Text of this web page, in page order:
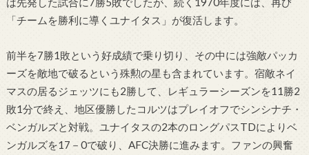
「チームを勝利に導くユナイタス」が復活します。
前半を7勝1敗という好成績で乗り切り、その中には強敵パッカ
ーズを敵地で破るという殊勲の星も含まれています。宿敵ネイ
マスの居るジェッツにも2勝して、レギュラーシーズンを11勝2
敗1分で終え、地区優勝したコルツはプレイオフでシンシナチ・
ベンガルズと対戦。ユナイタスの2本のロングパスTDによりベ
ンガルズを17－0で破り、AFC決勝に進みます。ファンの興奮